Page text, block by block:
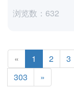
浏览数：632
« 1 2 3
303
»